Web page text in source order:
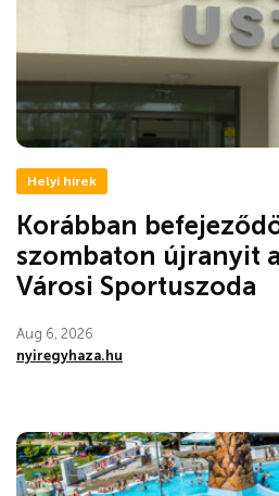
Helyi hírek
Korábban
szombaton újranyit
Városi Sportuszoda
Aug 6, 2026
nyiregyhaza.hu